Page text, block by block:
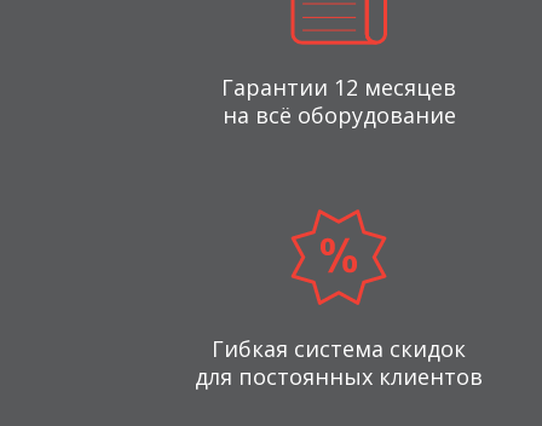
Гарантии 12 месяцев
на всё оборудование
Гибкая система скидок
для постоянных клиентов